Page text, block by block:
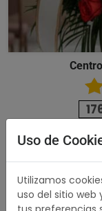
489,00 €
Uso de
Utilizamos
uso del sitio